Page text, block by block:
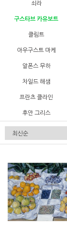
쇠라
구스타브 카유보트
클림트
아우구스트 마케
알폰스 무하
차일드 해샘
프란츠 클라인
후안 그리스